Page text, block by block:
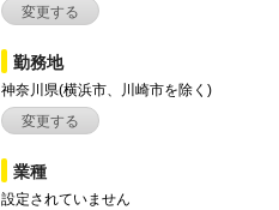
変更する
勤務地
神奈川県(横浜市、川崎市を除く)
変更する
業種
設定されていません